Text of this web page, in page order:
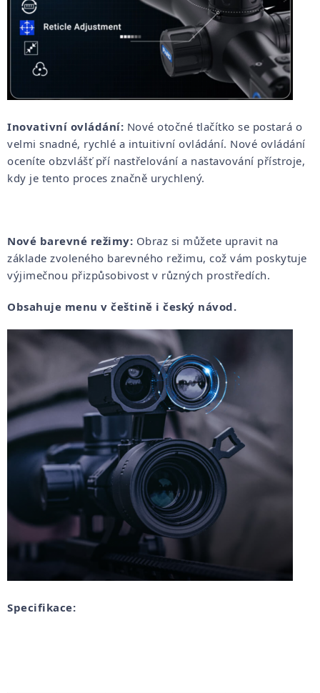
Inovativní ovládání: Nové otočné tlačítko se postará o
velmi snadné, rychlé a intuitivní ovládání. Nové ovládání
oceníte obzvlášť pří nastřelování a nastavování přístroje,
kdy je tento proces značně urychlený.
Nové barevné režimy: Obraz si můžete upravit na
základe zvoleného barevného režimu, což vám poskytuje
výjimečnou přizpůsobivost v různých prostředích.
Obsahuje menu v češtině i český návod.
Specifikace: